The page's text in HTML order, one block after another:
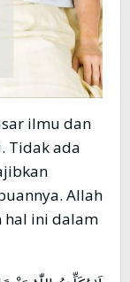
ilmu dan
Tidak ada
Allah